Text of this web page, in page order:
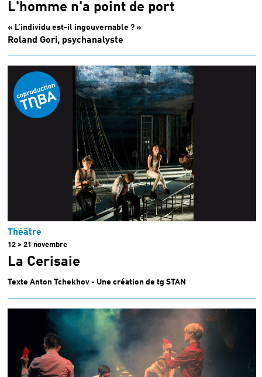
L'homme n'a point de port
« L’individu est-il ingouvernable ? »
Roland Gori, psychanalyste
Théâtre
12 > 21 novembre
La Cerisaie
Texte Anton Tchekhov - Une création de tg STAN